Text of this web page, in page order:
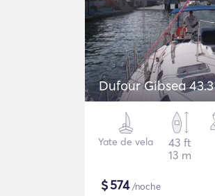
Dufour Gibsea 43.3
Yate de vela
43 ft
13 m
$574/noche